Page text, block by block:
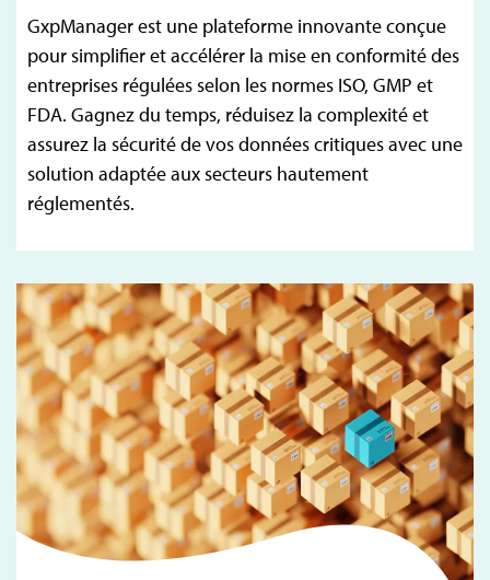
GxpManager est une plateforme innovante conçue
pour simplifier et accélérer la mise en conformité des
entreprises régulées selon les normes ISO, GMP et
FDA. Gagnez du temps, réduisez la complexité et
assurez la sécurité de vos données critiques avec une
solution adaptée aux secteurs hautement
réglementés.